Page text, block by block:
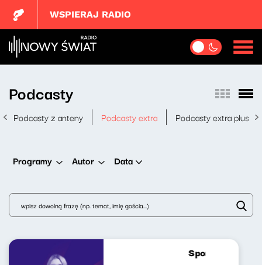
WSPIERAJ RADIO
Podcasty
Podcasty z anteny Podcasty extra Podcasty extra plus
Programy Autor Data
Sport do